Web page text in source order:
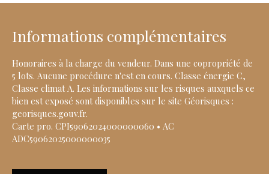
Informations complémentaires
Honoraires à la charge du vendeur. Dans une copropriété de
5 lots. Aucune procédure n'est en cours. Classe énergie C,
Classe climat A. Les informations sur les risques auxquels ce
bien est exposé sont disponibles sur le site Géorisques :
georisques.gouv.fr.
Carte pro. CPI59062024000000060 • AC
ADC59062025000000035